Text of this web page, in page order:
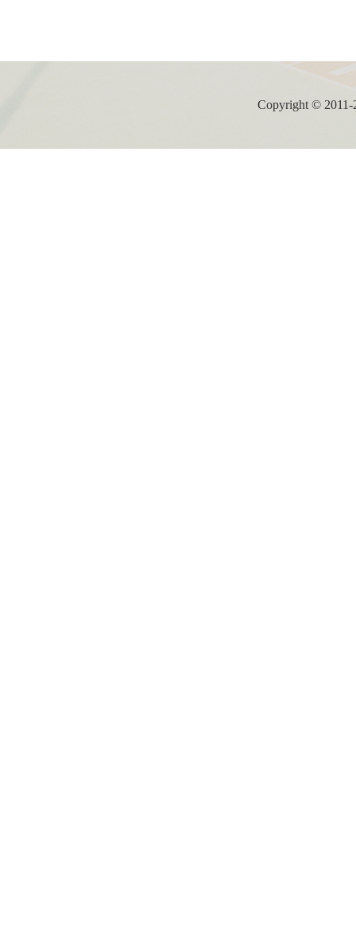
Copyright ©